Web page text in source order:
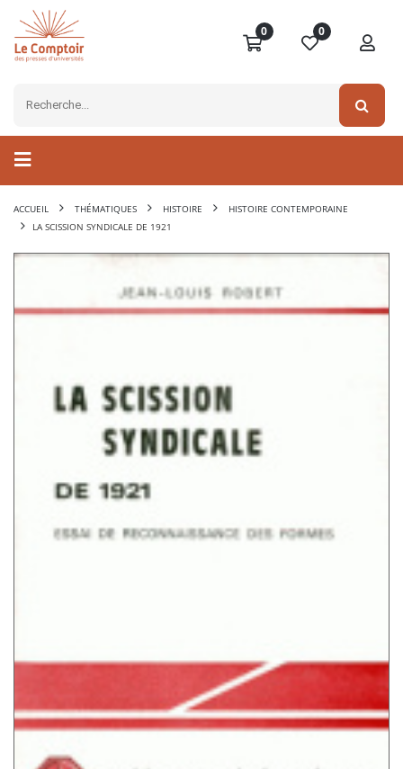
0 0
ACCUEIL THÉMATIQUES HISTOIRE
HISTOIRE CONTEMPORAINE
LA SCISSION SYNDICALE DE 1921